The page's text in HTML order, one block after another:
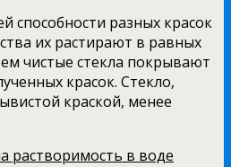
способности разных красок
их растирают в равных
чистые стекла покрывают
красок. Стекло,
крас­кой, менее
растворимость в воде